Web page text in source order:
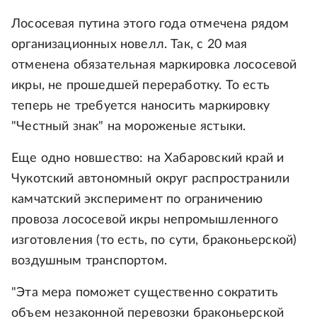
Лососевая путина этого года отмечена рядом
организационных новелл. Так, с 20 мая
отменена обязательная маркировка лососевой
икры, не прошедшей переработку. То есть
теперь не требуется наносить маркировку
"Честный знак" на мороженые ястыки.
Еще одно новшество: на Хабаровский край и
Чукотский автономный округ распространили
камчатский эксперимент по ограничению
провоза лососевой икры непромышленного
изготовления (то есть, по сути, браконьерской)
воздушным транспортом.
"Эта мера поможет существенно сократить
объем незаконной перевозки браконьерской